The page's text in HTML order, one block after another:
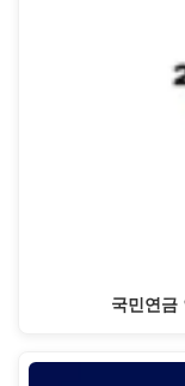
국민연금